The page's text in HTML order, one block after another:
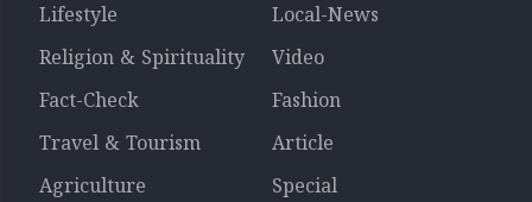
Lifestyle
Local-News
Religion & Spirituality
Video
Fact-Check
Fashion
Travel & Tourism
Article
Agriculture
Special